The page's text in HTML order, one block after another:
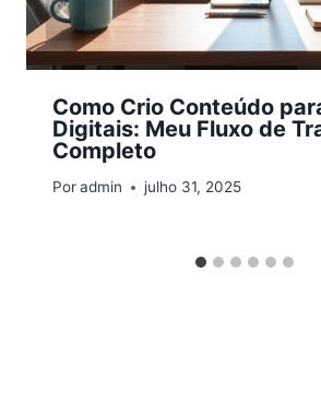
Como Crio Conteúdo
Digitais: Meu Fluxo de
Completo
Poradmin julho 31, 2025